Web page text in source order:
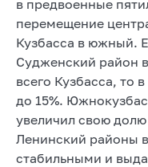
в предвоенные
перемещение
Кузбасса в южный.
Судженский район
всего Кузбасса, то
до 15%.
увеличил свою
Ленинский районы
стабильными и